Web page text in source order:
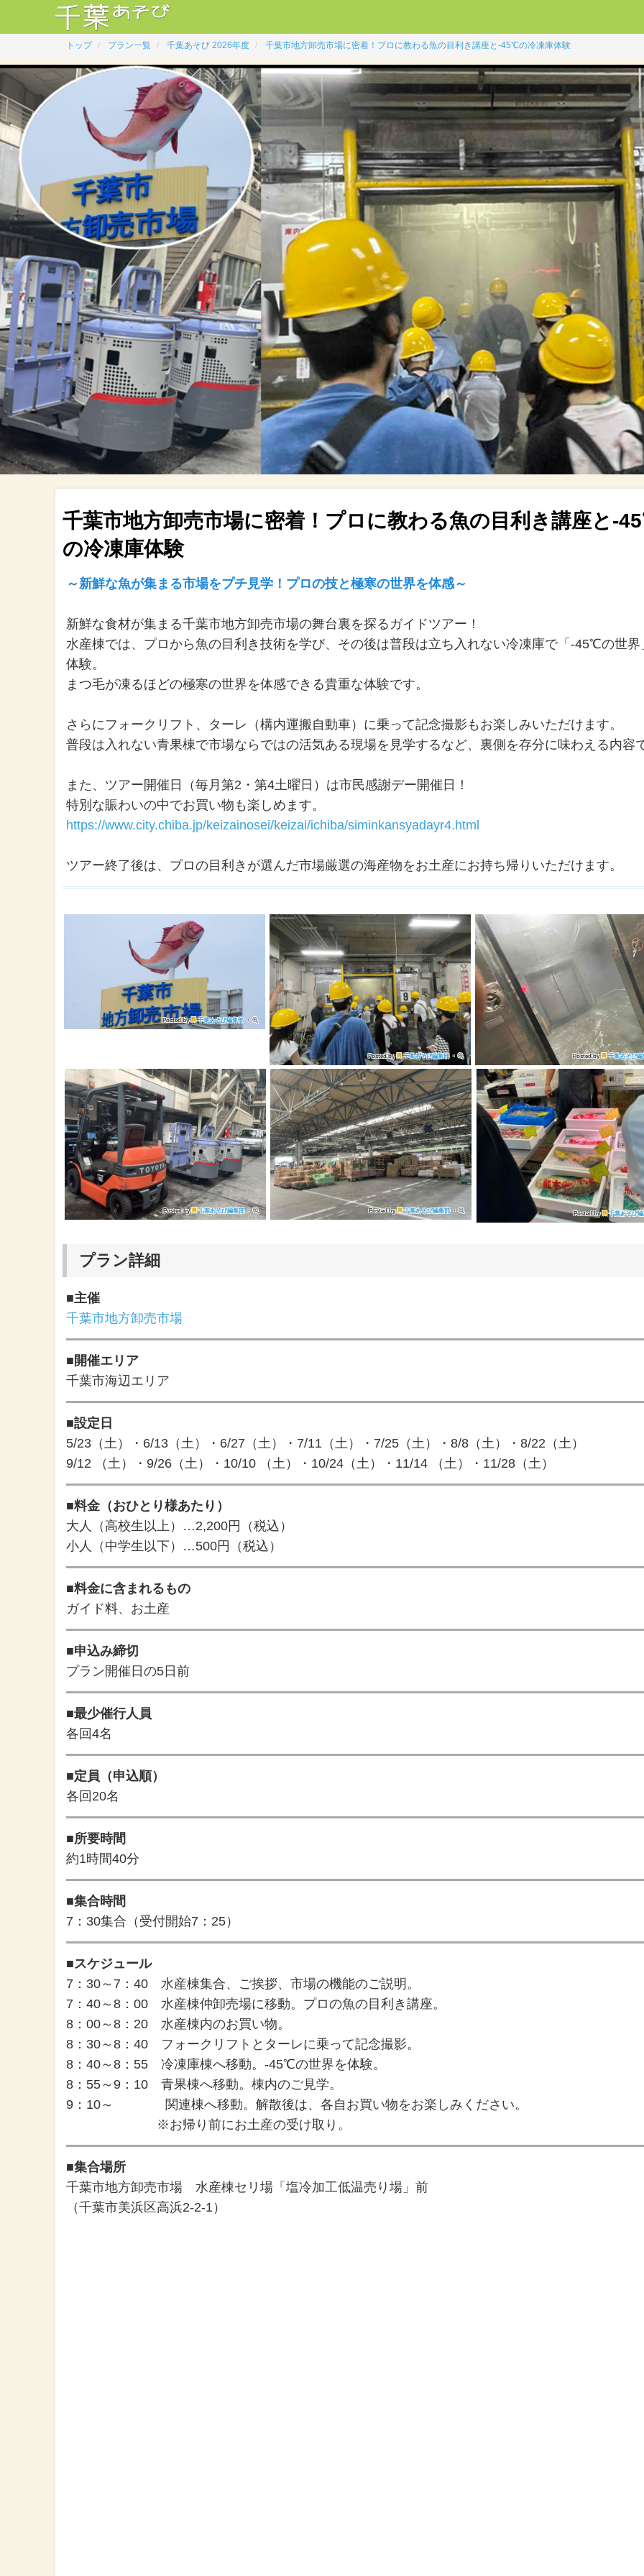
トップ プラン一覧 千葉あそび 2026年度 千葉市地方卸売市場に密着！プロに教わる魚の目利き講座と-45℃の冷凍庫体験
千葉市地方卸売市場に密着！プロに教わる魚の目利き講座と-
の冷凍庫体験
～新鮮な魚が集まる市場をプチ見学！プロの技と極寒の世界を体感～
新鮮な食材が集まる千葉市地方卸売市場の舞台裏を探るガイドツアー！
水産棟では、プロから魚の目利き技術を学び、その後は普段は立ち入れない冷凍庫で「-45℃の世界
体験。
まつ毛が凍るほどの極寒の世界を体感できる貴重な体験です。
さらにフォークリフト、ターレ（構内運搬自動車）に乗って記念撮影もお楽しみいただけます。
普段は入れない青果棟で市場ならではの活気ある現場を見学するなど、裏側を存分に味わえる内容
また、ツアー開催日（毎月第2・第4土曜日）は市民感謝デー開催日！
特別な賑わいの中でお買い物も楽しめます。
https://www.city.chiba.jp/keizainosei/keizai/ichiba/siminkansyadayr4.html
ツアー終了後は、プロの目利きが選んだ市場厳選の海産物をお土産にお持ち帰りいただけます。
Posted by 千葉あそび編集部 ・
Posted by 千葉あそび編集部 ・ Posted by 千葉あそび
Posted by 千葉あそび編集部・ Posted by 千葉あそび編集部 ・ Posted by 千葉あそび
プラン詳細
■主催
千葉市地方卸売市場
■開催エリア
千葉市海辺エリア
■設定日
5/23（土）・6/13（土）・6/27（土）・7/11（土）・7/25（土）・8/8（土）・8/22（土）
9/12 （土）・9/26（土）・10/10 （土）・10/24（土）・11/14 （土）・11/28（土）
■料金（おひとり様あたり）
大人（高校生以上）…2,200円（税込）
小人（中学生以下）…500円（税込）
■料金に含まれるもの
ガイド料、お土産
■申込み締切
プラン開催日の5日前
■最少催行人員
各回4名
■定員（申込順）
各回20名
■所要時間
約1時間40分
■集合時間
7：30集合（受付開始7：25）
■スケジュール
7：30～7：40 水産棟集合、ご挨拶、市場の機能のご説明。
7：40～8：00 水産棟仲卸売場に移動。プロの魚の目利き講座。
8：00～8：20 水産棟内のお買い物。
8：30～8：40 フォークリフトとターレに乗って記念撮影。
8：40～8：55 冷凍庫棟へ移動。-45℃の世界を体験。
8：55～9：10 青果棟へ移動。棟内のご見学。
9：10～ 関連棟へ移動。解散後は、各自お買い物をお楽しみください。
※お帰り前にお土産の受け取り。
■集合場所
千葉市地方卸売市場 水産棟セリ場「塩冷加工低温売り場」前
（千葉市美浜区高浜2-2-1）